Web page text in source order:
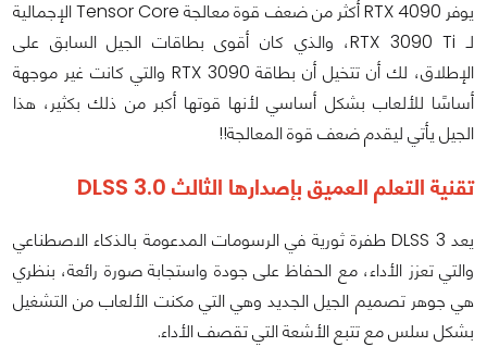
يوفر RTX 4090 أكثر من ضعف قوة معالجة Tensor Core الإجمالية
لـ RTX 3090 Ti، والذي كان أقوى بطاقات الجيل السابق على
الإطلاق، لك أن تتخيل أن بطاقة RTX 3090 والتي كانت غير موجهة
أساسًا للألعاب بشكل أساسي لأنها قوتها أكبر من ذلك بكثير، هذا
الجيل يأتي ليقدم ضعف قوة المعالجة!!
تقنية التعلم العميق بإصدارها الثالث DLSS 3.0
يعد DLSS 3 طفرة ثورية في الرسومات المدعومة بالذكاء الاصطناعي
والتي تعزز الأداء، مع الحفاظ على جودة واستجابة صورة رائعة، بنظري
هي جوهر تصميم الجيل الجديد وهي التي مكنت الألعاب من التشغيل
بشكل سلس مع تتبع الأشعة التي تقصف الأداء.